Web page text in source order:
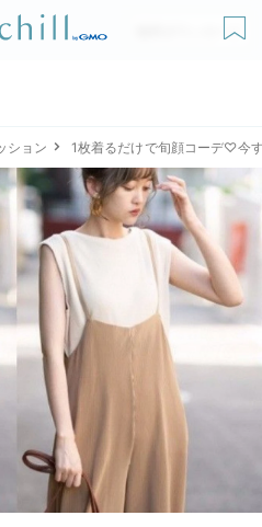
無料ダウンロード
ション 1枚着るだけで旬顔コーデ♡今